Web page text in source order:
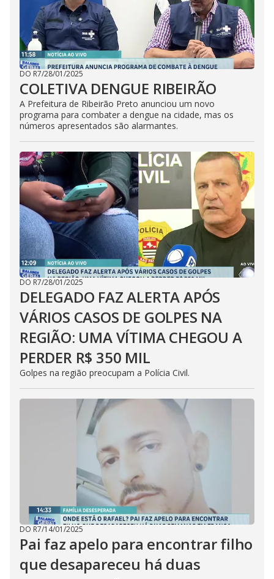
DO R7/28/01/2025
COLETIVA DENGUE RIBEIRÃO
A Prefeitura de Ribeirão Preto anunciou um novo
programa para combater a dengue na cidade, mas os
números apresentados são alarmantes.
DO R7/28/01/2025
DELEGADO FAZ ALERTA APÓS
VÁRIOS CASOS DE GOLPES NA
REGIÃO: UMA VÍTIMA CHEGOU A
PERDER R$ 350 MIL
Golpes na região preocupam a Polícia Civil.
DO R7/14/01/2025
Pai faz apelo para encontrar filho
que desapareceu há duas